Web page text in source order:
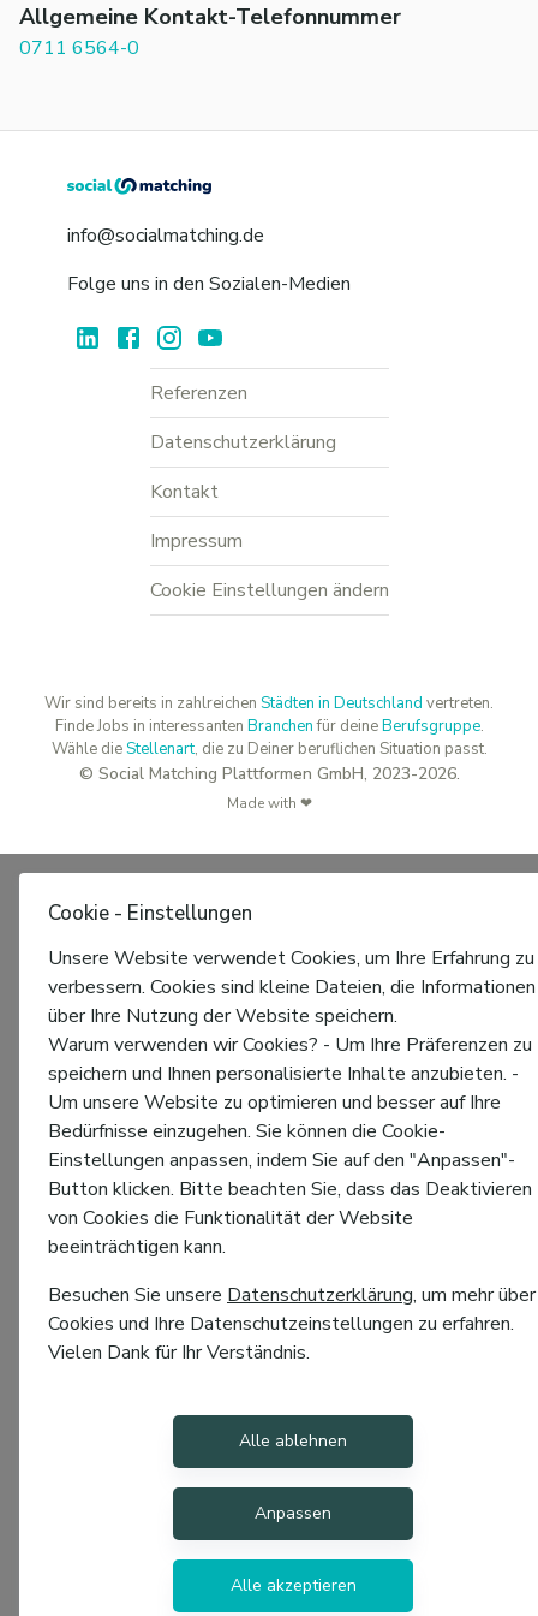
Allgemeine Kontakt-Telefonnummer
0711 6564-0
info@socialmatching.de
Folge uns in den Sozialen-Medien
Referenzen
Datenschutzerklärung
Kontakt
Impressum
Cookie Einstellungen ändern
Wir sind bereits in zahlreichen Städten in Deutschland vertreten.
Finde Jobs in interessanten Branchenfür deineBerufsgruppe.
Wähle dieStellenart, die zu Deiner beruflichen Situation passt.
© Social Matching Plattformen GmbH, 2023-2026.
Made with ❤
Cookie - Einstellungen
Unsere Website verwendet Cookies, um Ihre Erfahrung zu
verbessern. Cookies sind kleine Dateien, die Informationen
über Ihre Nutzung der Website speichern.
Warum verwenden wir Cookies? - Um Ihre Präferenzen zu
speichern und Ihnen personalisierte Inhalte anzubieten. -
Um unsere Website zu optimieren und besser auf Ihre
Bedürfnisse einzugehen. Sie können die Cookie-
Einstellungen anpassen, indem Sie auf den "Anpassen"-
Button klicken. Bitte beachten Sie, dass das Deaktivieren
von Cookies die Funktionalität der Website
beeinträchtigen kann.
Besuchen Sie unsere Datenschutzerklärung, um mehr über
Cookies und Ihre Datenschutzeinstellungen zu erfahren.
Vielen Dank für Ihr Verständnis.
Alle ablehnen
Anpassen
Alle akzeptieren